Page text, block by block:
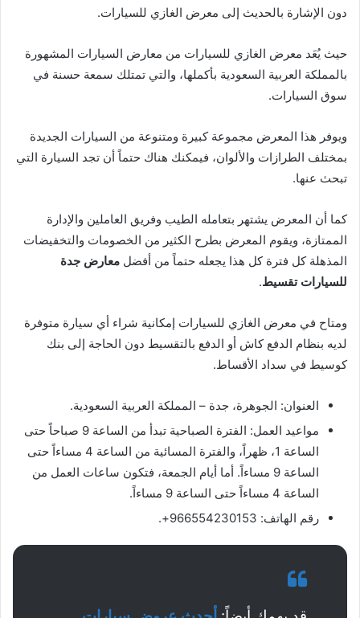
دون الإشارة بالحديث إلى معرض الغازي للسيارات.
حيث يُعَد معرض الغازي للسيارات من معارض السيارات المشهورة
بالمملكة العربية السعودية بأكملها، والتي تمتلك سمعة حسنة في
سوق السيارات.
ويوفر هذا المعرض مجموعة كبيرة ومتنوعة من السيارات الجديدة
بمختلف الطرازات والألوان، فيمكنك هناك حتماً أن تجد السيارة التي
تبحث عنها.
كما أن المعرض يشتهر بتعامله الطيب وفريق العاملين والإدارة
الممتازة، ويقوم المعرض بطرح الكثير من الخصومات والتخفيضات
المذهلة كل فترة كل هذا يجعله حتماً من أفضل معارض جدة
للسيارات تقسيط.
ومتاح في معرض الغازي للسيارات إمكانية شراء أي سيارة متوفرة
لديه بنظام الدفع كاش أو الدفع بالتقسيط دون الحاجة إلى بنك
كوسيط في سداد الأقساط.
العنوان: الجوهرة، جدة – المملكة العربية السعودية.
مواعيد العمل: الفترة الصباحية تبدأ من الساعة 9 صباحاً حتى
الساعة 1، ظهراً، والفترة المسائية من الساعة 4 مساءاً حتى
الساعة 9 مساءاً. أما أيام الجمعة، فتكون ساعات العمل من
الساعة 4 مساءاً حتى الساعة 9 مساءاً.
رقم الهاتف: 966554230153+.